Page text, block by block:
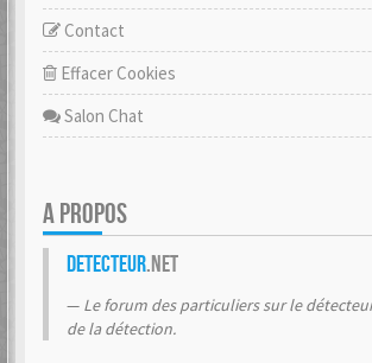
Contact
Effacer Cookies
Salon Chat
A PROPOS
Detecteur.net
Le forum des particuliers sur le
de la détection.